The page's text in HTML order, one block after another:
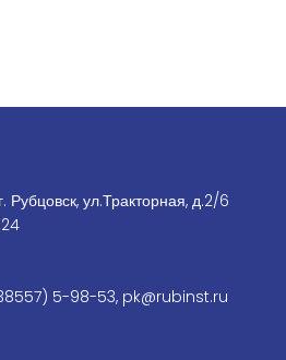
Рубцовск, ул.Тракторная, д.2/6
5-98-53, pk@rubinst.ru